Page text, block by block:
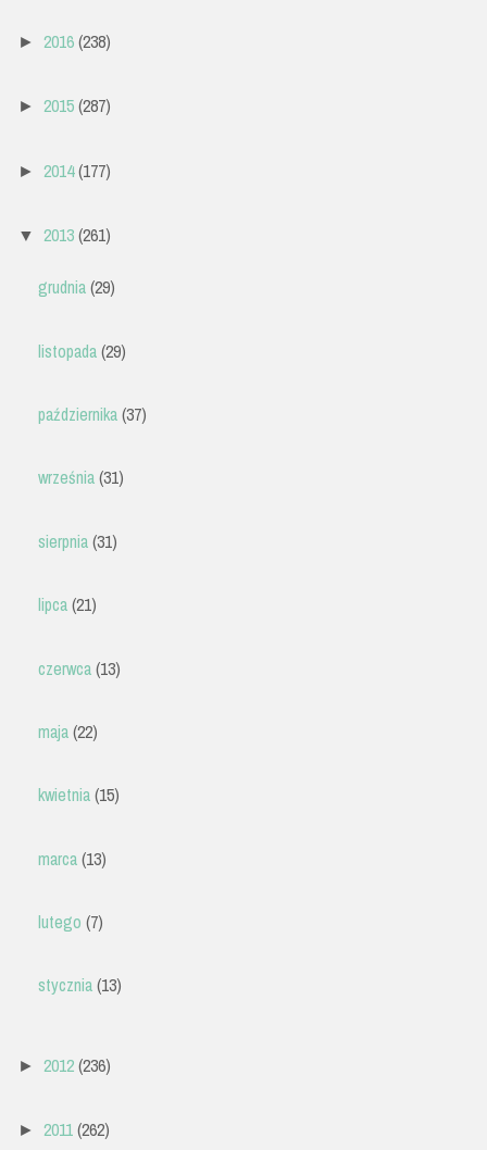
► 2016(238)
► 2015(287)
► 2014(177)
▼ 2013(261)
grudnia(29)
listopada(29)
października(37)
września(31)
sierpnia(31)
lipca(21)
czerwca(13)
maja(22)
kwietnia(15)
marca(13)
lutego (7)
stycznia(13)
► 2012(236)
► 2011(262)